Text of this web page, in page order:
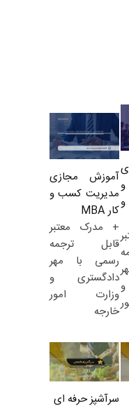
آموزش مجازی
مدیریت کسب و
کار MBA
+ مدرک معتبر
قابل ترجمه
رسمی با مهر
دادگستری و
وزارت امور
خارجه
سرآشپز حرفه ای